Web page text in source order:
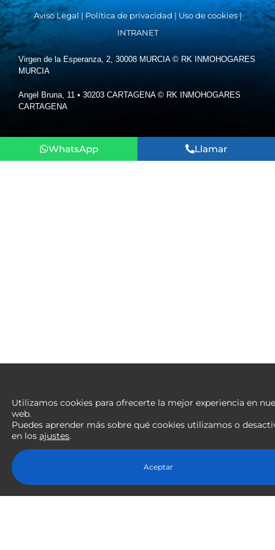
Aviso Legal | Política de privacidad | Uso de cookies|
INTRANET
Virgen de la Esperanza, 2, 30008 MURCIA © RK INMOHOGARES
MURCIA
Angel Bruna, 11 • 30203 CARTAGENA © RK INMOHOGARES
CARTAGENA
WhatsApp Llamar
Utilizamos cookies para ofrecerte la mejor experiencia en
web.
Puedes aprender más sobre qué cookies utilizamos o
en los ajustes.
Aceptar